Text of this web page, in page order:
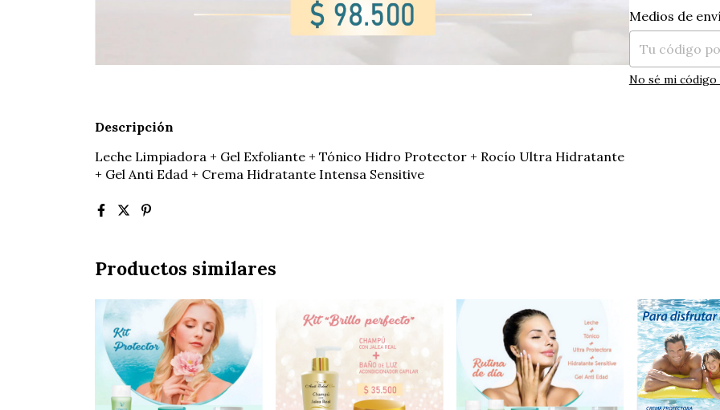
Entregas para el
Medios de
No sé mi
Descripción
Leche Limpiadora + Gel Exfoliante + Tónico Hidro Protector + Rocío Ultra Hidratante
+ Gel Anti Edad + Crema Hidratante Intensa Sensitive
Productos similares